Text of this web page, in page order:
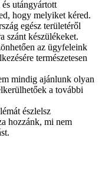
utángyártott
hogy melyiket kéred.
egész területéről
szánt készülékeket.
az ügyfeleink
természetesen
mindig ajánlunk olyan
a további
észlelsz
hozzánk, mi nem